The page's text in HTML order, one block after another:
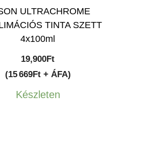
ULTRACHROME
TINTA SZETT
4x100ml
19,900Ft
(15 669Ft + ÁFA)
Készleten